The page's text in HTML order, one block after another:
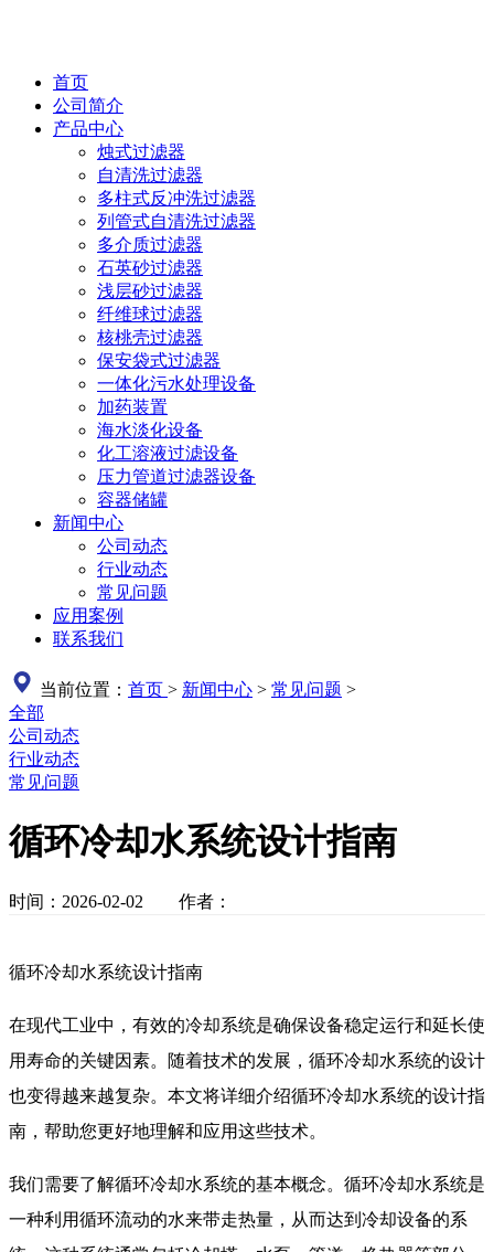
首页
公司简介
产品中心
烛式过滤器
自清洗过滤器
多柱式反冲洗过滤器
列管式自清洗过滤器
多介质过滤器
石英砂过滤器
浅层砂过滤器
纤维球过滤器
核桃壳过滤器
保安袋式过滤器
一体化污水处理设备
加药装置
海水淡化设备
化工溶液过滤设备
压力管道过滤器设备
容器储罐
新闻中心
公司动态
行业动态
常见问题
应用案例
联系我们
当前位置： 首页 > 新闻中心 > 常见问题 >
全部
公司动态
行业动态
常见问题
循环冷却水系统设计指南
时间：2026-02-02 作者：
循环冷却水系统设计指南
在现代工业中，有效的冷却系统是确保设备稳定运行和延长使
用寿命的关键因素。随着技术的发展，循环冷却水系统的设计
也变得越来越复杂。本文将详细介绍循环冷却水系统的设计指
南，帮助您更好地理解和应用这些技术。
我们需要了解循环冷却水系统的基本概念。循环冷却水系统是
一种利用循环流动的水来带走热量，从而达到冷却设备的系